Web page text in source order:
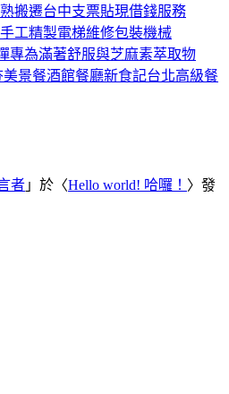
搬遷台中支票貼現借錢服務
工精製電梯維修包裝機械
專為滿著舒服與芝麻素萃取物
景餐酒館餐廳新食記台北高級餐
者 」於〈Hello world! 哈囉！ 〉發